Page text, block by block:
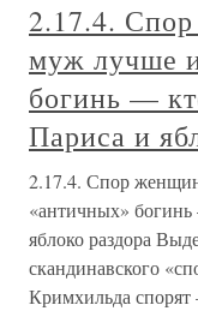
2.17.4.
муж лучше
богинь —
Париса и
2.17.4. Спор
«античных»
яблоко раздора
скандинавского
Кримхильда